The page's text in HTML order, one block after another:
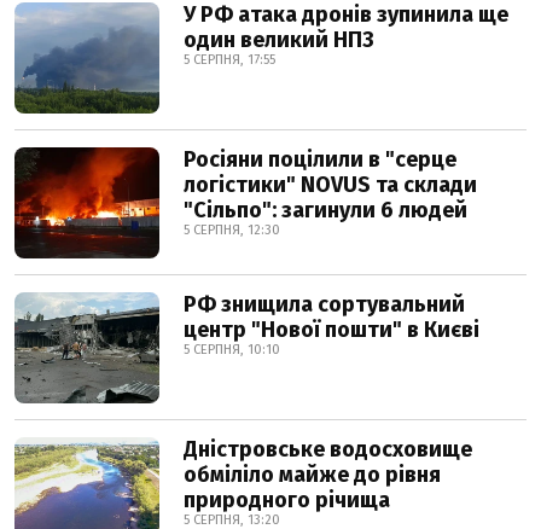
У РФ атака дронів зупинила ще
один великий НПЗ
5 СЕРПНЯ, 17:55
Росіяни поцілили в "серце
логістики" NOVUS та склади
"Сільпо": загинули 6 людей
5 СЕРПНЯ, 12:30
РФ знищила сортувальний
центр "Нової пошти" в Києві
5 СЕРПНЯ, 10:10
Дністровське водосховище
обміліло майже до рівня
природного річища
5 СЕРПНЯ, 13:20